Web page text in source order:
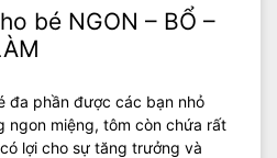
bé NGON – BỔ –
đa phần được các bạn nhỏ
ngon miệng, tôm còn chứa rất
lợi cho sự tăng trưởng và